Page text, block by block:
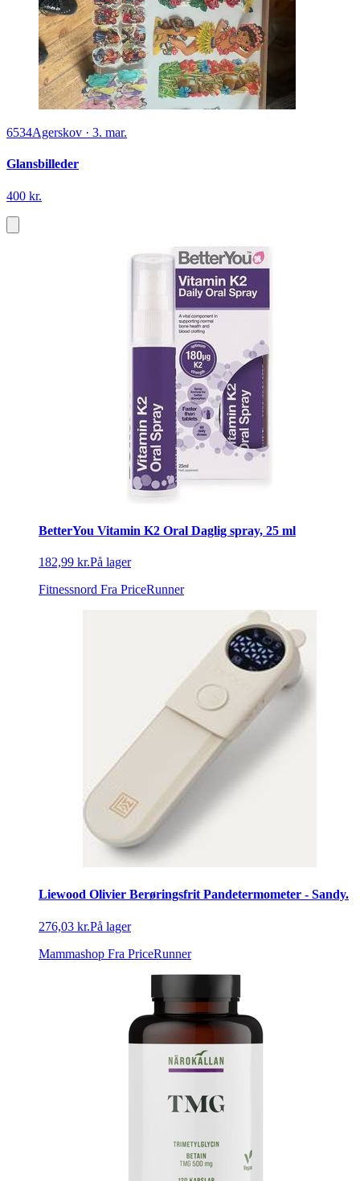
6534Agerskov · 3. mar.
Glansbilleder
400 kr.
BetterYou Vitamin K2 Oral Daglig spray, 25 ml
182,99 kr.På lager
Fitnessnord Fra PriceRunner
Liewood Olivier Berøringsfrit Pandetermometer - Sandy.
276,03 kr.På lager
Mammashop Fra PriceRunner